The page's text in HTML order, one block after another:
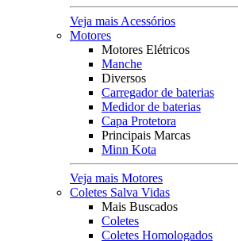
Veja mais Acessórios
Motores
Motores Elétricos
Manche
Diversos
Carregador de baterias
Medidor de baterias
Capa Protetora
Principais Marcas
Minn Kota
Veja mais Motores
Coletes Salva Vidas
Mais Buscados
Coletes
Coletes Homologados